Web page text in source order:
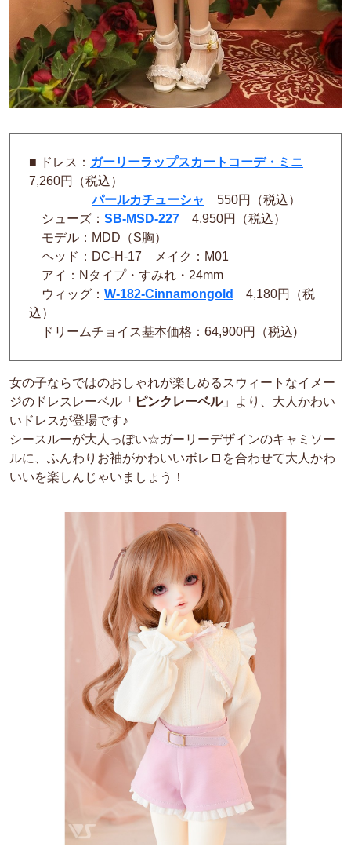
■ ドレス： ガーリーラップスカートコーデ・ミニ
7,260円（税込）
パールカチューシャ
550円（税込）
シューズ： SB-MSD-227 4,950円（税込）
モデル：MDD（S胸）
ヘッド：DC-H-17 メイク：M01
アイ：Nタイプ・すみれ・24mm
ウィッグ： W-182-Cinnamongold
4,180円（税
込）
ドリームチョイス基本価格：64,900円（税込)
女の子ならではのおしゃれが楽しめるスウィートなイメー
ジのドレスレーベル「 ピンクレーベル」より、大人かわい
いドレスが登場です♪
シースルーが大人っぽい☆ガーリーデザインのキャミソー
ルに、ふんわりお袖がかわいいボレロを合わせて大人かわ
いいを楽しんじゃいましょう！